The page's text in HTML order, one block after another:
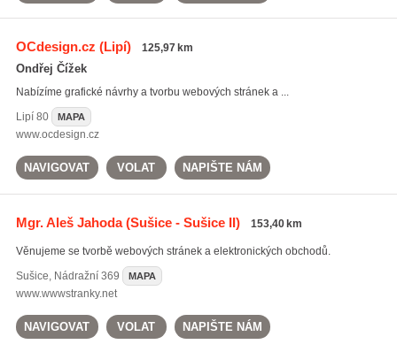
OCdesign.cz (Lipí) 125,97 km
Ondřej Čížek
Nabízíme grafické návrhy a tvorbu webových stránek a ...
Lipí80 MAPA
www.ocdesign.cz
NAVIGOVAT VOLAT NAPIŠTE NÁM
Mgr. Aleš Jahoda(Sušice - Sušice II) 153,40 km
Věnujeme se tvorbě webových stránek a elektronických obchodů.
Sušice, Nádražní 369 MAPA
www.wwwstranky.net
NAVIGOVAT VOLAT NAPIŠTE NÁM